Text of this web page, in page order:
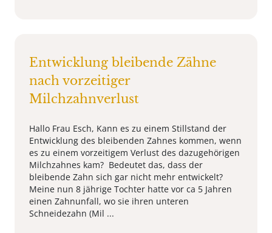
Entwicklung bleibende Zähne
nach vorzeitiger
Milchzahnverlust
Hallo Frau Esch, Kann es zu einem Stillstand der
Entwicklung des bleibenden Zahnes kommen, wenn
es zu einem vorzeitigem Verlust des dazugehörigen
Milchzahnes kam? Bedeutet das, dass der
bleibende Zahn sich gar nicht mehr entwickelt?
Meine nun 8 jährige Tochter hatte vor ca 5 Jahren
einen Zahnunfall, wo sie ihren unteren
Schneidezahn (Mil ...